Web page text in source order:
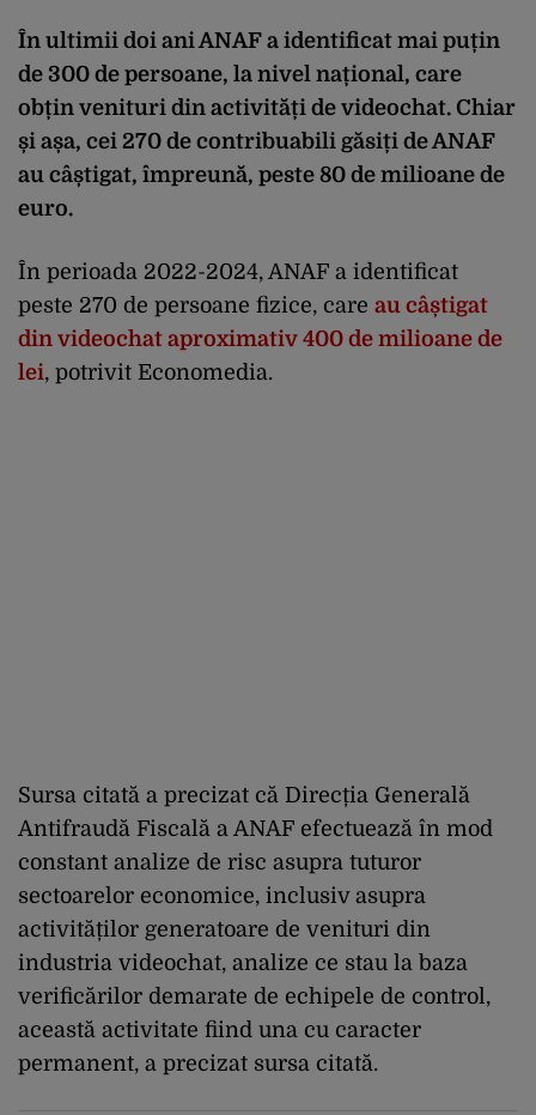
În ultimii doi ani ANAF a identificat mai puțin
de 300 de persoane, la nivel național, care
obțin venituri din activități de videochat. Chiar
și așa, cei 270 de contribuabili găsiți de ANAF
au câștigat, împreună, peste 80 de milioane de
euro.
În perioada 2022-2024, ANAF a identificat
peste 270 de persoane fizice, care au câștigat
din videochat aproximativ 400 de milioane de
lei, potrivit Economedia.
Sursa citată a precizat că Direcția Generală
Antifraudă Fiscală a ANAF efectuează în mod
constant analize de risc asupra tuturor
sectoarelor economice, inclusiv asupra
activităților generatoare de venituri din
industria videochat, analize ce stau la baza
verificărilor demarate de echipele de control,
această activitate fiind una cu caracter
permanent, a precizat sursa citată.